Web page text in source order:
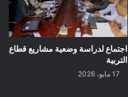
اجتماع لدراسة وضعية مشاريع قطاع
التربية
17 مايو، 2026